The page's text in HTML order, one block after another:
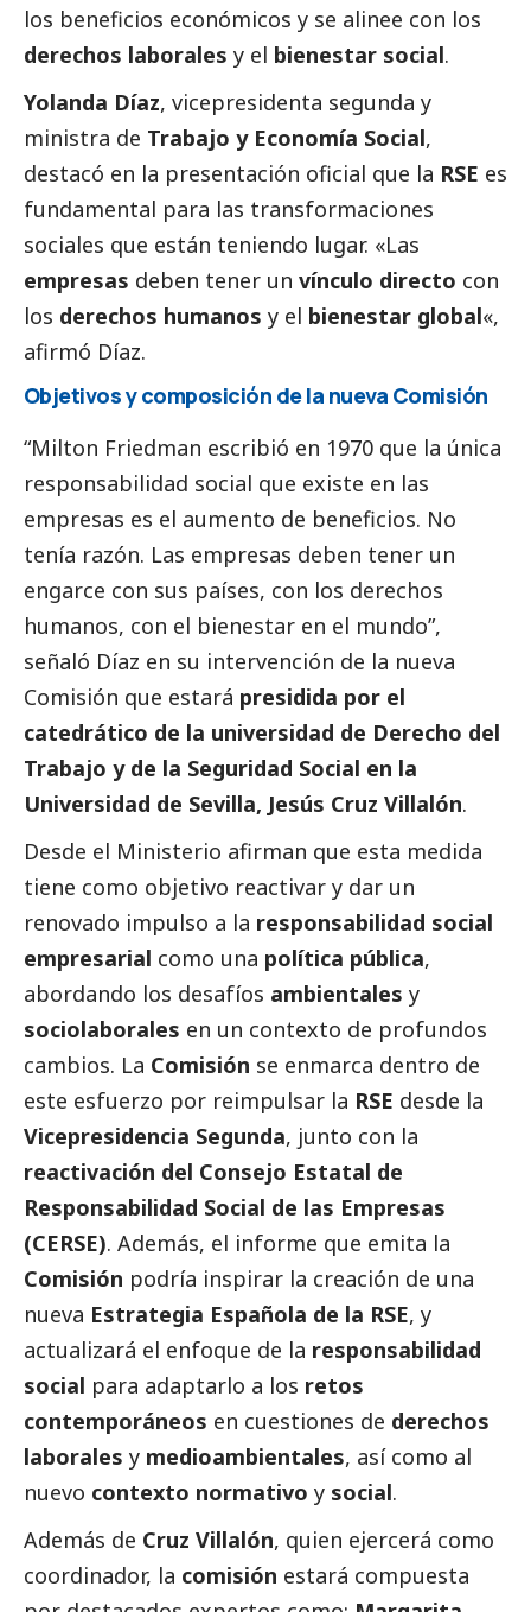
los beneficios económicos y se alinee con los
derechos laborales y el bienestar social.
Yolanda Díaz, vicepresidenta segunda y
ministra de Trabajo y Economía Social,
destacó en la presentación oficial que la RSE es
fundamental para las transformaciones
sociales que están teniendo lugar. «Las
empresas deben tener un vínculo directo con
los derechos humanos y el bienestar global«,
afirmó Díaz.
Objetivos y composición de la nueva Comisión
“Milton Friedman escribió en 1970 que la única
responsabilidad social que existe en las
empresas es el aumento de beneficios. No
tenía razón. Las empresas deben tener un
engarce con sus países, con los derechos
humanos, con el bienestar en el mundo”,
señaló Díaz en su intervención de la nueva
Comisión que estará presidida por el
catedrático de la universidad de Derecho del
Trabajo y de la Seguridad Social en la
Universidad de Sevilla, Jesús Cruz Villalón.
Desde el Ministerio afirman que esta medida
tiene como objetivo reactivar y dar un
renovado impulso a la responsabilidad social
empresarial como una política pública,
abordando los desafíos ambientales y
sociolaborales en un contexto de profundos
cambios. La Comisión se enmarca dentro de
este esfuerzo por reimpulsar la RSE desde la
Vicepresidencia Segunda, junto con la
reactivación del Consejo Estatal de
Responsabilidad Social de las Empresas
(CERSE). Además, el informe que emita la
Comisión podría inspirar la creación de una
nueva Estrategia Española de la RSE, y
actualizará el enfoque de la responsabilidad
social para adaptarlo a los retos
contemporáneos en cuestiones de derechos
laborales y medioambientales, así como al
nuevo contexto normativo y social.
Además de Cruz Villalón, quien ejercerá como
coordinador, la comisión estará compuesta